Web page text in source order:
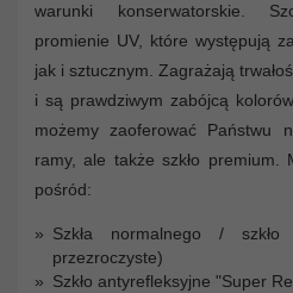
warunki konserwatorskie.
promienie UV, które występują
jak i sztucznym. Zagrażają
i są prawdziwym zabójcą
możemy zaoferować Państwu
ramy, ale także szkło premium.
pośród:
Szkła normalnego / szkło
przezroczyste)
Szkło antyrefleksyjne "Super